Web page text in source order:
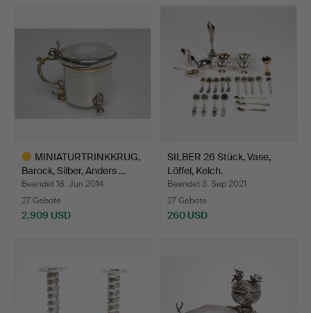
MINIATURTRINKKRUG,
Barock, Silber, Anders …
Beendet 18. Jun 2014
27 Gebote
2.909 USD
SILBER 26 Stück, Vase,
Löffel, Kelch.
Beendet 3. Sep 2021
27 Gebote
260 USD